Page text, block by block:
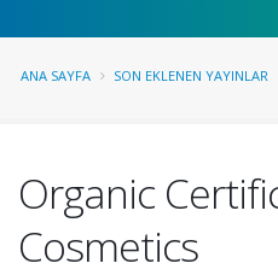
ANA SAYFA SON EKLENEN YAYINLAR
Organic
Cosmetics